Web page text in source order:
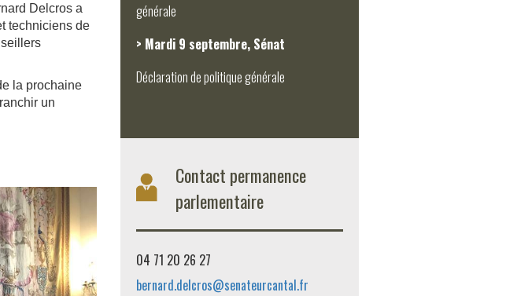
Delcros a
techniciens de
la prochaine
un
générale
> Mardi 9 septembre, Sénat
Déclaration de politique générale
Contact permanence
parlementaire
04 71 20 26 27
bernard.delcros@senateurcantal.fr